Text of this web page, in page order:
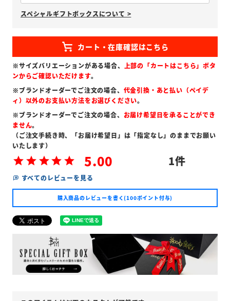
必
須
)
スペシャルギフトボックスについて >
※サイズバリエーションがある場合、 上部の「カートはこちら」ボタ
ンからご確認いただけます。
※ブランドオーダーでご注文の場合、 代金引換・あと払い（ペイデ
ィ）以外のお支払い方法をお選びください。
※ブランドオーダーでご注文の場合、 お届け希望日を承ることができ
ません。
（ご注文手続き時、「お届け希望日」は「指定なし」のままでお願い
いたします）
5.00 1
すべてのレビューを見る
購入商品のレビューを書く(100ポイント付与)